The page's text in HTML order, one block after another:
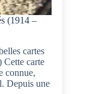
(1914 –
cartes
Cette carte
connue,
Depuis une